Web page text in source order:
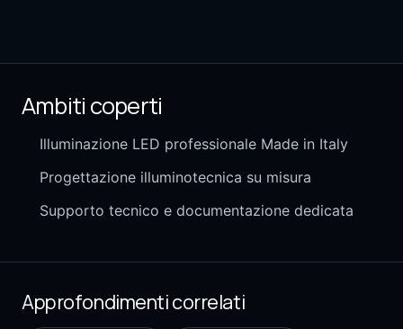
Ambiti coperti
Illuminazione LED professionale Made in Italy
Progettazione illuminotecnica su misura
Supporto tecnico e documentazione dedicata
Approfondimenti correlati